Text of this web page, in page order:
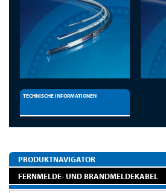
TECHNISCHE INFORMATIONEN
PRODUKTNAVIGATOR
FERNMELDE- UND BRANDMELDEKABEL